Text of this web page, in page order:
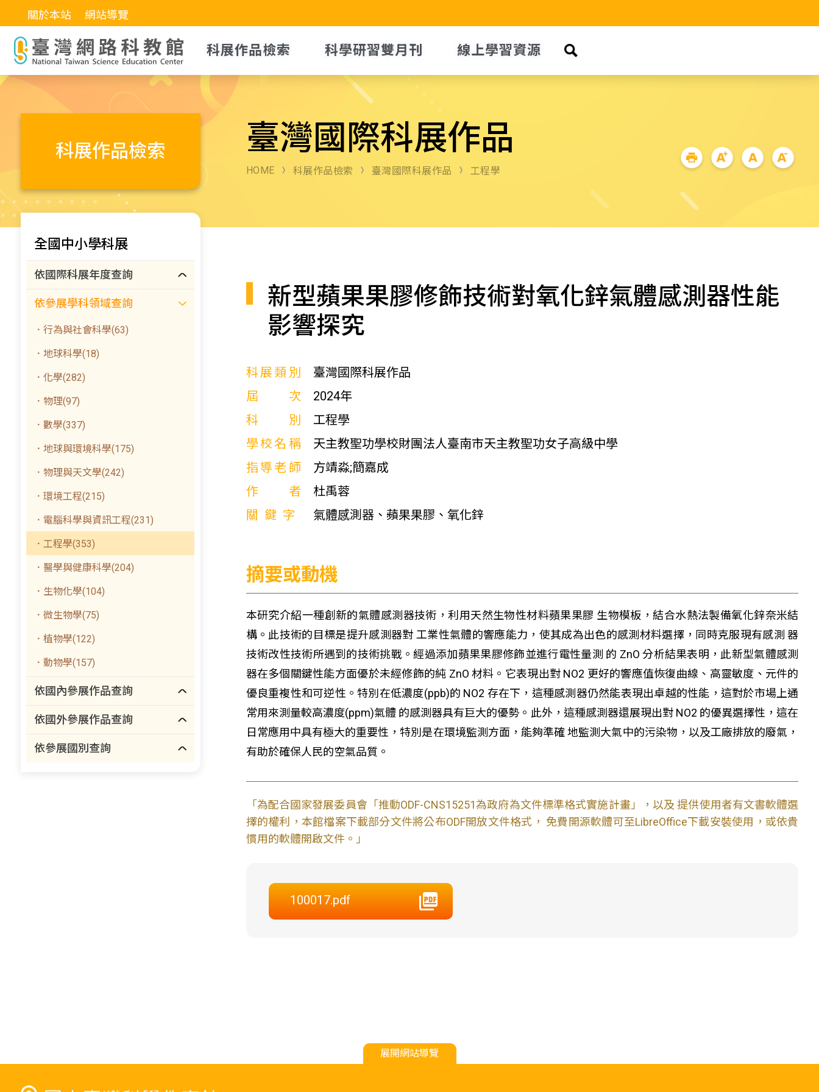
關於本站 網站導覽
科展作品檢索 科學研習雙月刊 線上學習資源
科展作品檢索 臺灣國際科展作品
HOME 科展作品檢索 臺灣國際科展作品 工程學
全國中小學科展
依國際科展年度查詢
依參展學科領域查詢
．行為與社會科學(63)
．地球科學(18)
．化學(282)
．物理(97)
．數學(337)
．地球與環境科學(175)
．物理與天文學(242)
．環境工程(215)
．電腦科學與資訊工程(231)
．工程學(353)
．醫學與健康科學(204)
．生物化學(104)
．微生物學(75)
．植物學(122)
．動物學(157)
依國內參展作品查詢
依國外參展作品查詢
依參展國別查詢
新型蘋果果膠修飾技術對氧化鋅氣體感測器性能
影響探究
科展類別
臺灣國際科展作品
屆次
2024年
科別
工程學
學校名稱
天主教聖功學校財團法人臺南市天主教聖功女子高級中學
指導老師
方靖淼;簡嘉成
作者
杜禹蓉
關鍵字
氣體感測器、蘋果果膠、氧化鋅
摘要或動機
本研究介紹一種創新的氣體感測器技術，利用天然生物性材料蘋果果膠 生物模板，結合水熱法製備氧化鋅奈米結
構。此技術的目標是提升感測器對 工業性氣體的響應能力，使其成為出色的感測材料選擇，同時克服現有感測 器
技術改性技術所遇到的技術挑戰。經過添加蘋果果膠修飾並進行電性量測 的 ZnO 分析結果表明，此新型氣體感測
器在多個關鍵性能方面優於未經修飾的純 ZnO 材料。它表現出對 NO2 更好的響應值恢復曲線、高靈敏度、元件的
優良重複性和可逆性。特別在低濃度(ppb)的 NO2 存在下，這種感測器仍然能表現出卓越的性能，這對於市場上通
常用來測量較高濃度(ppm)氣體 的感測器具有巨大的優勢。此外，這種感測器還展現出對 NO2 的優異選擇性，這在
日常應用中具有極大的重要性，特別是在環境監測方面，能夠準確 地監測大氣中的污染物，以及工廠排放的廢氣，
有助於確保人民的空氣品質。
「為配合國家發展委員會「推動ODF-CNS15251為政府為文件標準格式實施計畫」，以及 提供使用者有文書軟體選
擇的權利，本館檔案下載部分文件將公布ODF開放文件格式， 免費開源軟體可至LibreOffice下載安裝使用，或依貴
慣用的軟體開啟文件。」
100017.pdf
展開網站導覽